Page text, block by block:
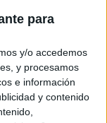
para
y/o accedemos
y procesamos
e información
y contenido